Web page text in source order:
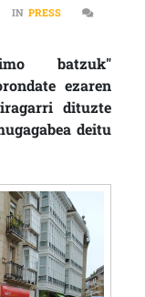
IN PRESS
GREBA MUGAGABEA
batzuk"
ezaren
dituzte
deitu